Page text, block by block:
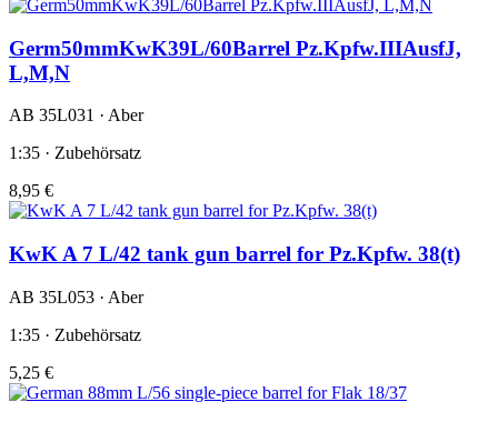
Germ50mmKwK39L/60Barrel Pz.Kpfw.IIIAusfJ,
L,M,N
AB 35L031 · Aber
1:35 · Zubehörsatz
8,95 €
KwK A 7 L/42 tank gun barrel for Pz.Kpfw. 38(t)
AB 35L053 · Aber
1:35 · Zubehörsatz
5,25 €